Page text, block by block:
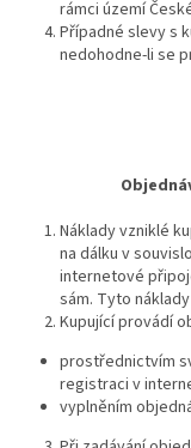
rámci území
Případné slevy s
nedohodne-li se
Náklady vzniklé
na dálku v
internetové
sám. Tyto
Kupující provádí
prostřednictvím
registraci v
vyplněním